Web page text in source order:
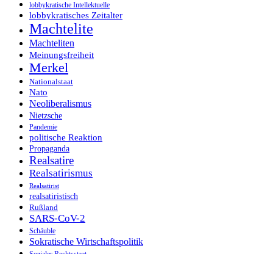
lobbykratische Intellektuelle
lobbykratisches Zeitalter
Machtelite
Machteliten
Meinungsfreiheit
Merkel
Nationalstaat
Nato
Neoliberalismus
Nietzsche
Pandemie
politische Reaktion
Propaganda
Realsatire
Realsatirismus
Realsatirist
realsatiristisch
Rußland
SARS-CoV-2
Schäuble
Sokratische Wirtschaftspolitik